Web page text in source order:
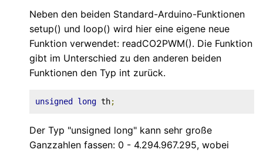
Neben den beiden Standard-Arduino-Funktionen
setup() und loop() wird hier eine eigene neue
Funktion verwendet: readCO2PWM(). Die Funktion
gibt im Unterschied zu den anderen beiden
Funktionen den Typ int zurück.
unsigned long th;
Der Typ "unsigned long" kann sehr große
Ganzzahlen fassen: 0 - 4.294.967.295, wobei